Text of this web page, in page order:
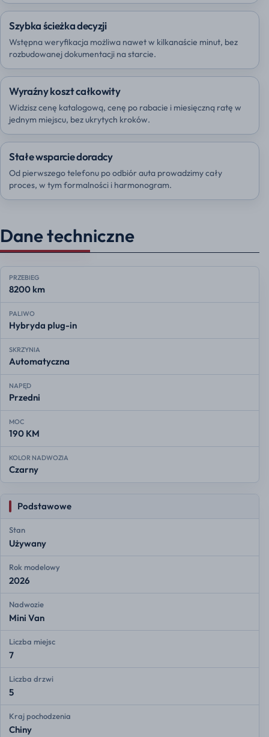
Szybka ścieżka decyzji
Wstępna weryfikacja możliwa nawet w kilkanaście minut, bez
rozbudowanej dokumentacji na starcie.
Wyraźny koszt całkowity
Widzisz cenę katalogową, cenę po rabacie i miesięczną ratę w
jednym miejscu, bez ukrytych kroków.
Stałe wsparcie doradcy
Od pierwszego telefonu po odbiór auta prowadzimy cały
proces, w tym formalności i harmonogram.
Dane techniczne
PRZEBIEG
8200 km
PALIWO
Hybryda plug-in
SKRZYNIA
Automatyczna
NAPĘD
Przedni
MOC
190 KM
KOLOR NADWOZIA
Czarny
Podstawowe
Stan
Używany
Rok modelowy
2026
Nadwozie
Mini Van
Liczba miejsc
7
Liczba drzwi
5
Kraj pochodzenia
Chiny